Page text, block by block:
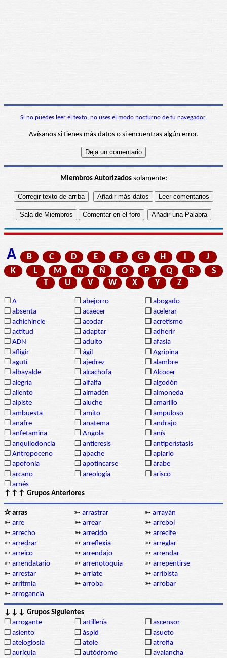
Si no puedes leer el texto, no uses el modo nocturno de tu navegador.
Avísanos si tienes más datos o si encuentras algún error.
Miembros Autorizadossolamente:
A B C D E F G H I
J
K
L M N Ñ O P Q R
S
T
U V W X Y Z
❒ A ❒ abejorro ❒ abogado
❒ absenta ❒ acaecer ❒ acelerar
❒ achichincle ❒ acodar ❒ acretismo
❒ actitud ❒ adaptar ❒ adherir
❒ ADN ❒ adulto ❒ afasia
❒ afligir ❒ ágil ❒ Agripina
❒ agutí ❒ ajedrez ❒ alambre
❒ albayalde ❒ alcachofa ❒ Alcocer
❒ alegría ❒ alfalfa ❒ algodón
❒ aliento ❒ almadén ❒ almoneda
❒ alpiste ❒ aluche ❒ amarillo
❒ ambuesta ❒ amito ❒ ampuloso
❒ anafre ❒ anatema ❒ andrajo
❒ anfetamina ❒ Angola ❒ anís
❒ anquilodoncia ❒ anticresis ❒ antiperístasis
❒ Antropoceno ❒ apache ❒ apiario
❒ apofonía ❒ apotincarse ❒ árabe
❒ arcano ❒ areología ❒ arisco
❒ arnés
↑↑↑ Grupos Anteriores
✰ arras ➳ arrastrar ➳ arrayán
➳ arre ➳ arrear ➳ arrebol
➳ arrecho ➳ arrecido ➳ arrecife
➳ arredrar ➳ arreflexia ➳ arreglar
➳ arreico ➳ arrendajo ➳ arrendar
➳ arrendatario ➳ arrenotoquia ➳ arrepentirse
➳ arrestar ➳ arriate ➳ arribista
➳ arritmia ➳ arroba ➳ arrobar
➳ arrogancia
↓↓↓ Grupos Siguientes
❒ arrogante ❒ artillería ❒ ascensor
❒ asiento ❒ áspid ❒ asueto
❒ ateloglosia ❒ atole ❒ atrofia
❒ aurícula ❒ autódromo ❒ avalancha